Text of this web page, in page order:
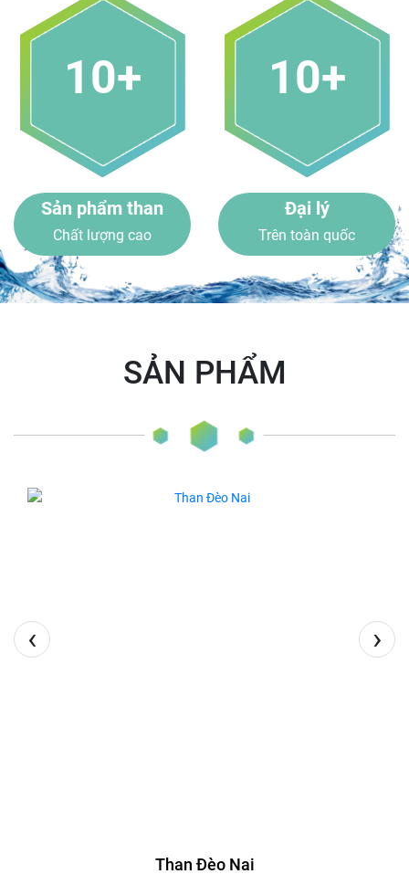
10+
Sản phẩm than
Chất lượng cao
10+
Đại lý
Trên toàn quốc
SẢN PHẨM
Than Đèo Nai
‹ ›